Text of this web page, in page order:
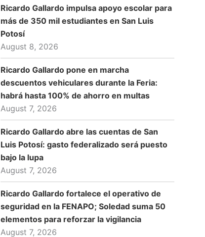
Ricardo Gallardo impulsa apoyo escolar para
más de 350 mil estudiantes en San Luis
Potosí
August 8, 2026
Ricardo Gallardo pone en marcha
descuentos vehiculares durante la Feria:
habrá hasta 100% de ahorro en multas
August 7, 2026
Ricardo Gallardo abre las cuentas de San
Luis Potosí: gasto federalizado será puesto
bajo la lupa
August 7, 2026
Ricardo Gallardo fortalece el operativo de
seguridad en la FENAPO; Soledad suma 50
elementos para reforzar la vigilancia
August 7, 2026